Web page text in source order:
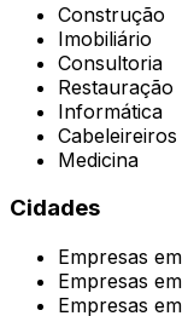
Construção
Imobiliário
Consultoria
Restauração
Informática
Cabeleireiros
Medicina
Cidades
Empresas em
Empresas em
Empresas em